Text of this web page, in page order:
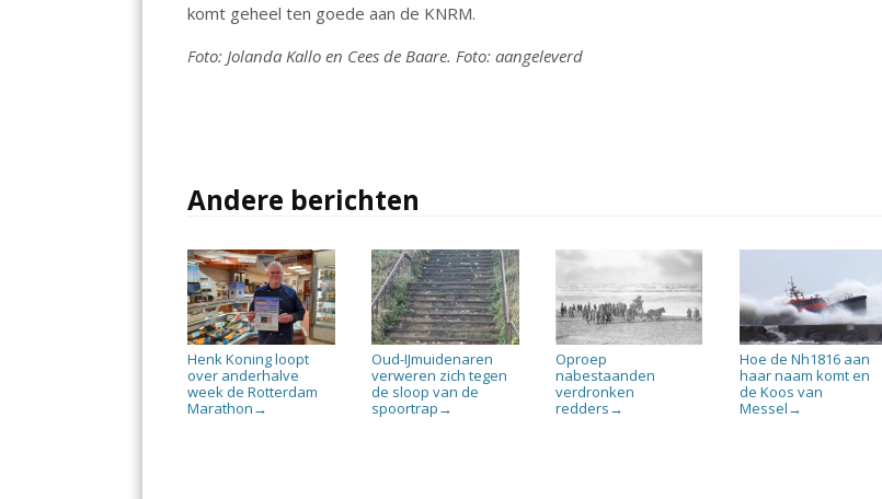
komt geheel ten goede aan de KNRM.
Foto: Jolanda Kallo en Cees de Baare. Foto: aangeleverd
Andere berichten
Henk Koning loopt
over anderhalve
week de Rotterdam
Marathon →
Oud-IJmuidenaren
verweren zich tegen
de sloop van de
spoortrap →
Oproep
nabestaanden
verdronken
redders →
Hoe de Nh1816 aan
haar naam komt en
de Koos van
Messel →